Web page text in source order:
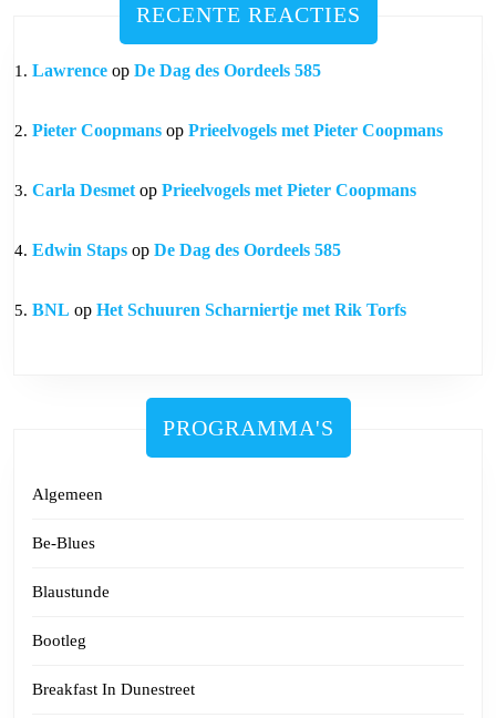
RECENTE REACTIES
Lawrence op De Dag des Oordeels 585
Pieter Coopmans op Prieelvogels met Pieter Coopmans
Carla Desmet op Prieelvogels met Pieter Coopmans
Edwin Staps op De Dag des Oordeels 585
BNL op Het Schuuren Scharniertje met Rik Torfs
PROGRAMMA'S
Algemeen
Be-Blues
Blaustunde
Bootleg
Breakfast In Dunestreet